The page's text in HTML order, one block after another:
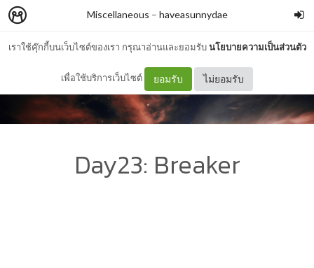
เราใช้คุ๊กกี้บนเว็บไซต์ของเรา กรุณาอ่านและยอมรับนโยบายความเป็นส่วนตัว
เพื่อใช้บริการเว็บไซต์ ยอมรับ ไม่ยอมรับ
Miscellaneous – haveasunnydae
Day23: Breaker